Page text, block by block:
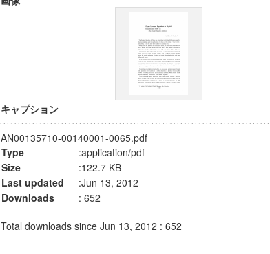
キャプション
AN00135710-00140001-0065.pdf
Type
:application/pdf
Size
:122.7 KB
Last updated
:Jun 13, 2012
Downloads
: 652
Total downloads since Jun 13, 2012 : 652